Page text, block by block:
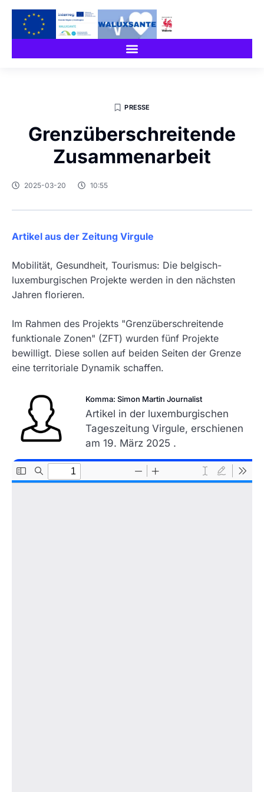
PRESSE
Grenzüberschreitende
Zusammenarbeit
2025-03-20 10:55
Artikel aus der Zeitung Virgule
Mobilität, Gesundheit, Tourismus: Die belgisch-
luxemburgischen Projekte werden in den nächsten
Jahren florieren.
Im Rahmen des Projekts "Grenzüberschreitende
funktionale Zonen" (ZFT) wurden fünf Projekte
bewilligt. Diese sollen auf beiden Seiten der Grenze
eine territoriale Dynamik schaffen.
Komma: Simon Martin Journalist
Artikel in der luxemburgischen
Tageszeitung Virgule, erschienen
am 19. März 2025 .